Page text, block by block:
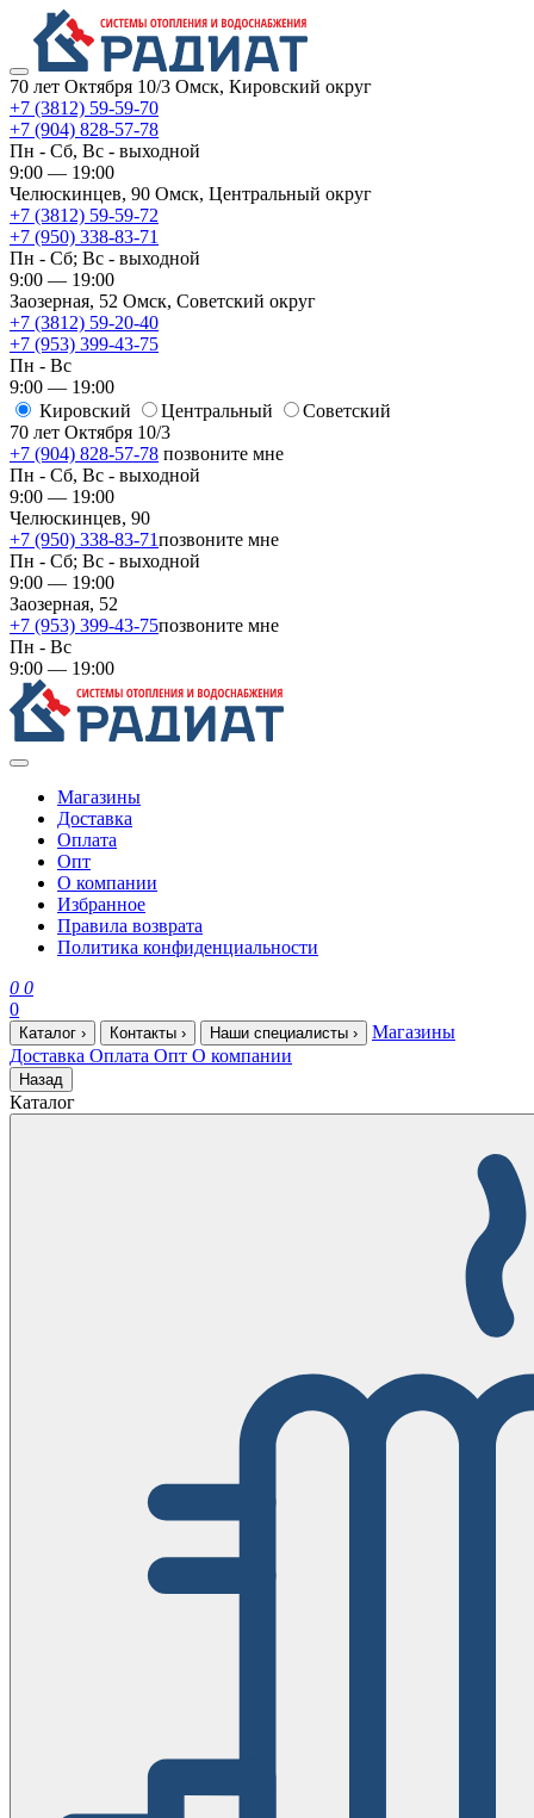
70 лет Октября 10/3 Омск, Кировский округ
+7 (3812) 59-59-70
+7 (904) 828-57-78
Пн - Сб, Вс - выходной
9:00 — 19:00
Челюскинцев, 90 Омск, ​Центральный округ
+7 (3812) 59-59-72
+7 (950) 338-83-71
Пн - Сб; Вс - выходной
9:00 — 19:00
Заозерная, 52 Омск, ​Советский округ
+7 (3812) 59-20-40
+7 (953) 399-43-75
Пн - Вс
9:00 — 19:00
Кировский
​Центральный
​Советский
70 лет Октября 10/3
+7 (904) 828-57-78 позвоните мне
Пн - Сб, Вс - выходной
9:00 — 19:00
Челюскинцев, 90
+7 (950) 338-83-71позвоните мне
Пн - Сб; Вс - выходной
9:00 — 19:00
Заозерная, 52
+7 (953) 399-43-75позвоните мне
Пн - Вс
9:00 — 19:00
Магазины
Доставка
Оплата
Опт
О компании
Избранное
Правила возврата
Политика конфиденциальности
0 0
0
Каталог › Контакты › Наши специалисты ›
Магазины
Доставка Оплата Опт О компании
Назад
Каталог